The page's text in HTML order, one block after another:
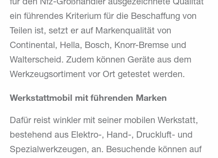
für den Nfz-Großhändler ausgezeichnete Qualität
ein führendes Kriterium für die Beschaffung von
Teilen ist, setzt er auf Markenqualität von
Continental, Hella, Bosch, Knorr-Bremse und
Walterscheid. Zudem können Geräte aus dem
Werkzeugsortiment vor Ort getestet werden.
Werkstattmobil mit führenden Marken
Dafür reist winkler mit seiner mobilen Werkstatt,
bestehend aus Elektro-, Hand-, Druckluft- und
Spezialwerkzeugen, an. Besuchende können auf